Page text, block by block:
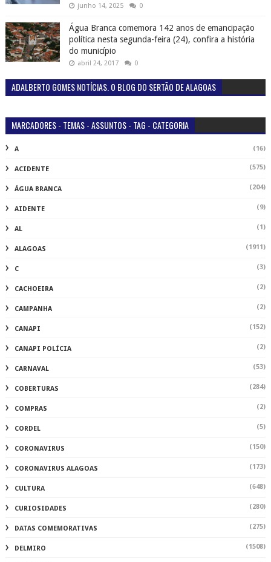
junho 14, 2025 0
Água Branca comemora 142 anos de emancipação
política nesta segunda-feira (24), confira a história
do município
abril 24, 2017 0
ADALBERTO GOMES NOTÍCIAS. O BLOG DO SERTÃO DE ALAGOAS
MARCADORES - TEMAS - ASSUNTOS - TAG - CATEGORIA
A (16)
ACIDENTE (575)
ÁGUA BRANCA (204)
AIDENTE (9)
AL (1)
ALAGOAS (1911)
C (3)
CACHOEIRA (2)
CAMPANHA (2)
CANAPI (152)
CANAPI POLÍCIA (2)
CARNAVAL (53)
COBERTURAS (284)
COMPRAS (2)
CORDEL (5)
CORONAVIRUS (150)
CORONAVIRUS ALAGOAS (173)
CULTURA (648)
CURIOSIDADES (280)
DATAS COMEMORATIVAS (275)
DELMIRO (1508)